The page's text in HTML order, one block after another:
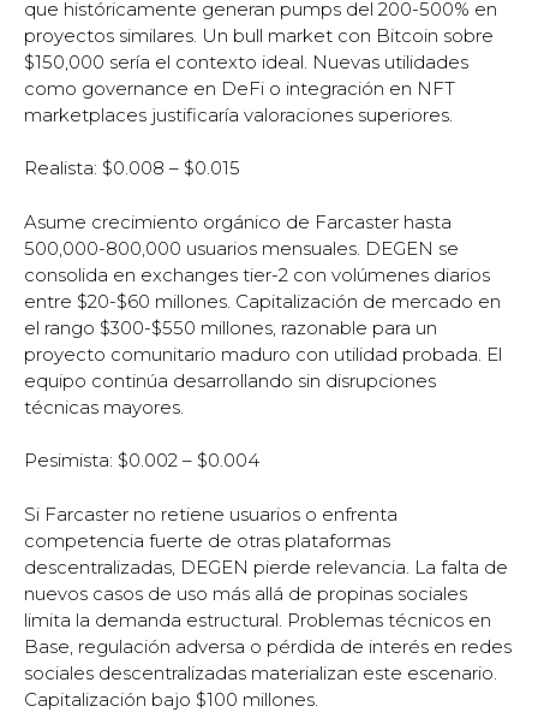
que históricamente generan pumps del 200-500% en
proyectos similares. Un bull market con Bitcoin sobre
$150,000 sería el contexto ideal. Nuevas utilidades
como governance en DeFi o integración en NFT
marketplaces justificaría valoraciones superiores.
Realista: $0.008 – $0.015
Asume crecimiento orgánico de Farcaster hasta
500,000-800,000 usuarios mensuales. DEGEN se
consolida en exchanges tier-2 con volúmenes diarios
entre $20-$60 millones. Capitalización de mercado en
el rango $300-$550 millones, razonable para un
proyecto comunitario maduro con utilidad probada. El
equipo continúa desarrollando sin disrupciones
técnicas mayores.
Pesimista: $0.002 – $0.004
Si Farcaster no retiene usuarios o enfrenta
competencia fuerte de otras plataformas
descentralizadas, DEGEN pierde relevancia. La falta de
nuevos casos de uso más allá de propinas sociales
limita la demanda estructural. Problemas técnicos en
Base, regulación adversa o pérdida de interés en redes
sociales descentralizadas materializan este escenario.
Capitalización bajo $100 millones.